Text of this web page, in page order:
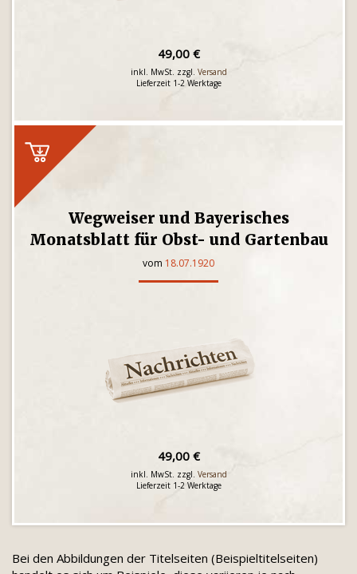
49,00 €
inkl. MwSt. zzgl. Versand
Lieferzeit 1-2 Werktage
Wegweiser und Bayerisches
Monatsblatt für Obst- und Gartenbau
vom 18.07.1920
49,00 €
inkl. MwSt. zzgl. Versand
Lieferzeit 1-2 Werktage
Bei den Abbildungen der Titelseiten (Beispieltitelseiten)